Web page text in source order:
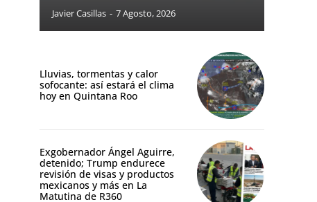
Javier Casillas - 7 Agosto, 2026
Lluvias, tormentas y calor
sofocante: así estará el clima
hoy en Quintana Roo
Exgobernador Ángel Aguirre,
detenido; Trump endurece
revisión de visas y productos
mexicanos y más en La
Matutina de R360